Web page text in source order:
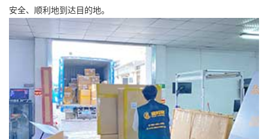
安全、顺利地到达目的地。